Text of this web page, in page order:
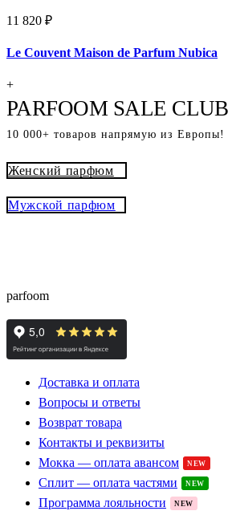
11 820 ₽
Le Couvent Maison de Parfum Nubica
+
PARFOOM SALE CLUB
10 000+ товаров напрямую из Европы!
Женский парфюм
Мужской парфюм
parfoom
Доставка и оплата
Вопросы и ответы
Возврат товара
Контакты и реквизиты
Мокка — оплата авансом
NEW
Сплит — оплата частями NEW
Программа лояльности NEW